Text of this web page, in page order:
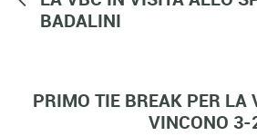
BADALINI
PRIMO TIE BREAK PER LA
VINCONO 3-